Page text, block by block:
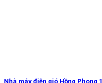
Nhà máy điện gió Hồng Phong 1